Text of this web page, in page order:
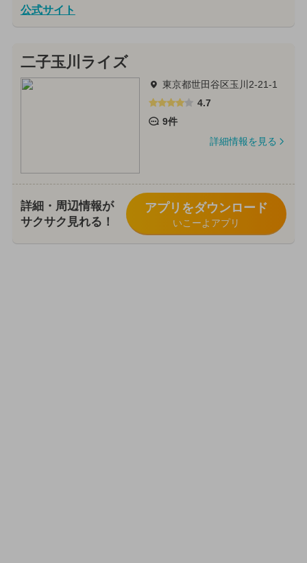
公式サイト
二子玉川ライズ
東京都世田谷区玉川2-21-1
4.7
9件
詳細情報を見る
詳細・周辺情報が
サクサク見れる！
アプリをダウンロード
いこーよアプリ